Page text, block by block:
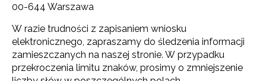
00-644 Warszawa
W razie trudności z zapisaniem wniosku
elektronicznego, zapraszamy do śledzenia informacji
zamieszczanych na naszej stronie. W przypadku
przekroczenia limitu znaków, prosimy o zmniejszenie